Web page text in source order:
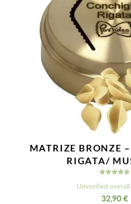
MATRIZE BRONZE
RIGATA/
mit
von 5
Unverified
32,90 €